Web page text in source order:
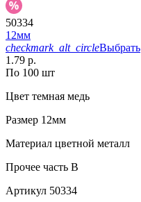
50334
12мм
checkmark_alt_circleВыбрать
1.79 р.
По 100 шт
Цвет темная медь
Размер 12мм
Материал цветной металл
Прочее часть B
Артикул 50334